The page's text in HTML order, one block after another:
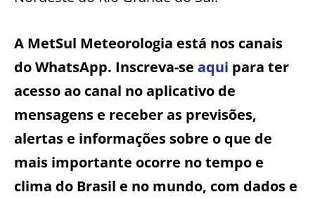
A MetSul Meteorologia está nos canais
do WhatsApp. Inscreva-se aqui para ter
acesso ao canal no aplicativo de
mensagens e receber as previsões,
alertas e informações sobre o que de
mais importante ocorre no tempo e
clima do Brasil e no mundo, com dados e